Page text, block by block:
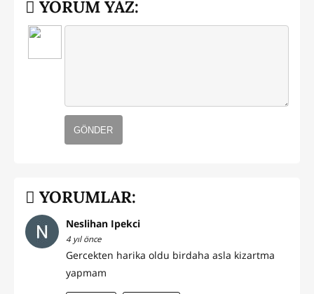
YORUM YAZ:
GÖNDER
YORUMLAR:
Neslihan Ipekci
4 yıl önce
Gercekten harika oldu birdaha asla kizartma
yapmam